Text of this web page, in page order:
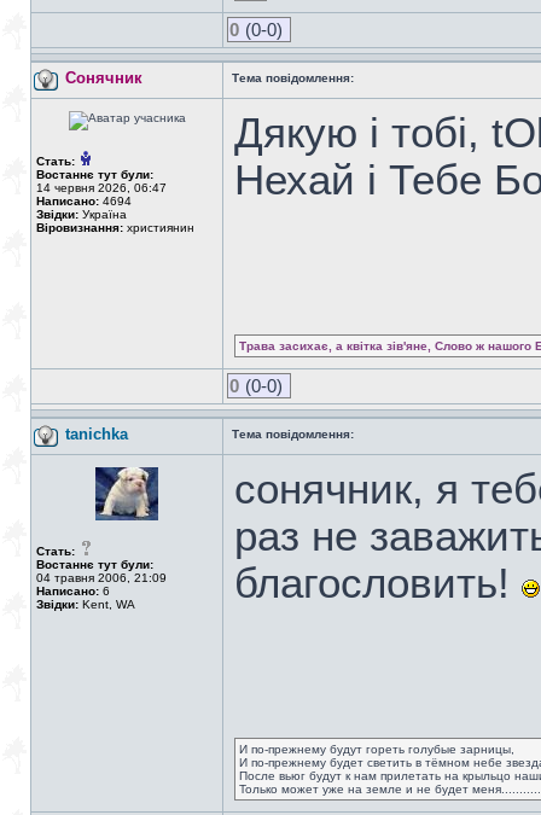
0 (0-0)
Сонячник Тема повідомлення:
Стать:
Востаннє тут були:
14 червня 2026, 06:47
Написано: 4694
Звідки: Україна
Віровизнання: християнин
Дякую і тобі,
Нехай і Тебе
Трава засихає, а квітка зів'яне, Слово ж нашого
0 (0-0)
tanichka Тема повідомлення:
Стать:
Востаннє тут були:
04 травня 2006, 21:09
Написано: 6
Звідки: Kent, WA
сонячник, я
раз не
благословить!
И по-прежнему будут гореть голубые зарницы,
И по-прежнему будет светить в тёмном небе
После вьюг будут к нам прилетать на крыльцо
Только может уже на земле и не будет